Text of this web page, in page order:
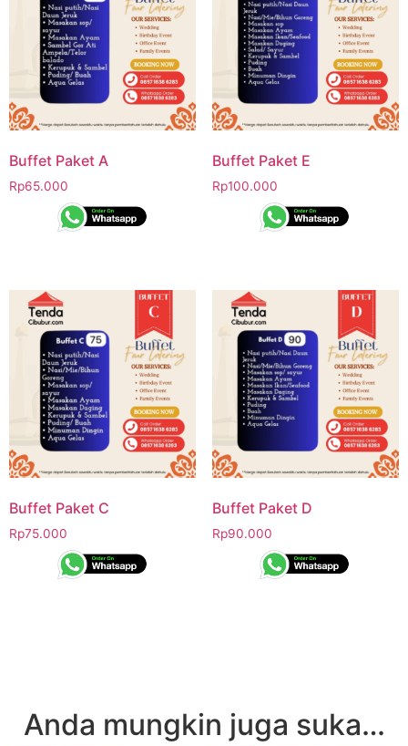
Buffet Paket A
Rp65.000
Buffet Paket E
Rp100.000
Buffet Paket C
Rp75.000
Buffet Paket D
Rp90.000
Anda mungkin juga suka…